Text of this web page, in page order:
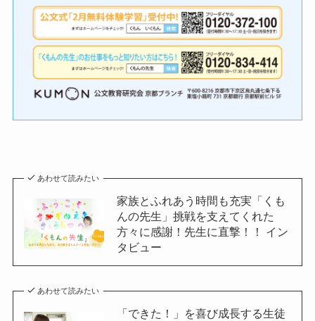
あわせて読みたい
家族とふれあう時間も充実「くも
んの先生」挑戦を支えてくれた
方々に感謝！先生に直撃！！ イン
タビュー
あわせて読みたい
「できた！」を喜び成長する生徒